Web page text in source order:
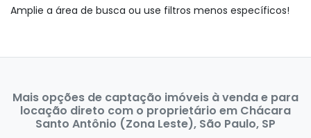
Amplie a área de busca ou use filtros menos específicos!
Mais opções de captação imóveis à venda e para
locação direto com o proprietário em Chácara
Santo Antônio (Zona Leste), São Paulo, SP